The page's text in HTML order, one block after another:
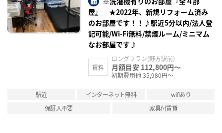
屋』 ★2022年、新規リフォーム済み
のお部屋です！！♪駅近5分以内/法人登
記可能/Wi-Fi無料/禁煙ルーム/ミニマム
なお部屋です♪
賃料
ロングプラン(野方駅前)
月額目安 112,800円～
初期費用他 35,980円～
駅近 インターネット無料
wifiあり
保証人不要
家具付賃貸